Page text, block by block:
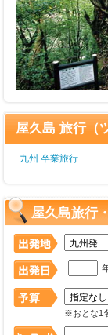
屋久島 旅行（
九州 卒業旅行
屋久島旅行
※おとな1